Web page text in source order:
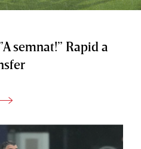
semnat!” Rapid a